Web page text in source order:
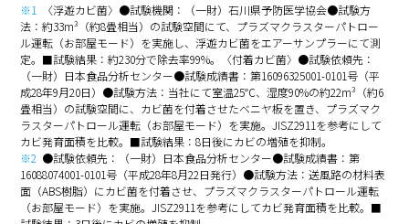
※1
〈浮遊カビ菌〉●試験機関：（一財）石川県予防医学協会●試験方
法：約33m³（約8畳相当）の試験空間にて、プラズマクラスターパトロー
ル運転（お部屋モード）を実施し、浮遊カビ菌をエアーサンプラーにて測
定。■試験結果：約230分で除去率99%。〈付着カビ菌〉●試験依頼先：
（一財）日本食品分析センター●試験成績書：第16096325001-0101号（平
成28年9月20日）●試験方法：当社にて室温25℃、湿度90%の約22m³（約6
畳相当）の試験空間に、カビ菌を付着させたベニヤ板を置き、プラズマク
ラスターパトロール運転（お部屋モード）を実施。JISZ2911を参考にして
カビ発育面積を比較。■試験結果：8日後にカビの増殖を抑制。
※2 ●試験依頼先：（一財）日本食品分析センター●試験成績書：第
16088074001-0101号（平成28年8月22日発行）●試験方法：送風路の材料表
面（ABS樹脂）にカビ菌を付着させ、プラズマクラスターパトロール運転
（お部屋モード）を実施。JISZ2911を参考にしてカビ発育面積を比較。■